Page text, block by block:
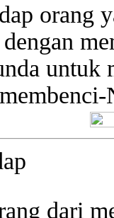
orang
dengan
untuk
dari